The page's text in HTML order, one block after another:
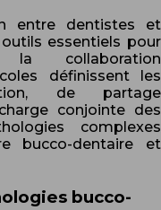
entre dentistes et
essentiels pour
collaboration
définissent les
de partage
conjointe des
complexes
bucco-dentaire et
bucco-